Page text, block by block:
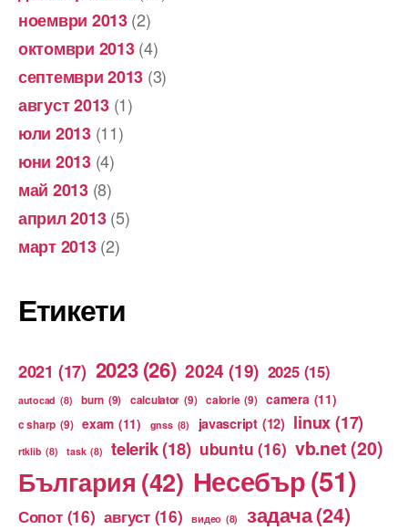
ноември 2013(2)
октомври 2013(4)
септември 2013 (3)
август 2013 (1)
юли 2013(11)
юни 2013(4)
май 2013(8)
април 2013(5)
март 2013(2)
Етикети
2021 (17) 2023 (26) 2024 (19) 2025 (15)
autocad (8) burn (9) calculator (9) calorie (9) camera (11)
c sharp (9) exam (11) gnss (8) javascript (12) linux(17)
rtklib (8) task (8) telerik(18) ubuntu (16) vb.net(20)
България (42) Несебър(51)
Сопот (16) август (16) видео (8) задача(24)